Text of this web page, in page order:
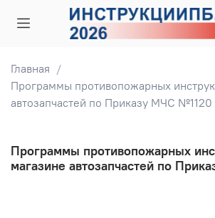
Главная
Программы противопожарных
автозапчастей по Приказу МЧС №1120
Программы противопожарных
магазине автозапчастей по